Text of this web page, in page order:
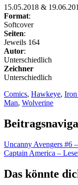
15.05.2018 &
Format:
Softcover
Seiten:
Jeweils 164
Autor:
Unterschiedlich
Zeichner
Unterschiedlich
Comics, Hawkeye,
Man, Wolverine
Uncanny Avengers #6
Captain America –
Das könnte